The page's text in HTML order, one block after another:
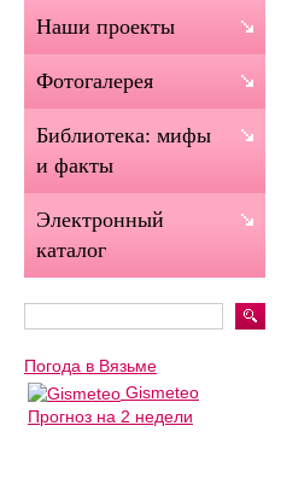
Наши проекты
Фотогалерея
Библиотека: мифы
и факты
Электронный
каталог
Погода в Вязьме
Gismeteo
Прогноз на 2 недели